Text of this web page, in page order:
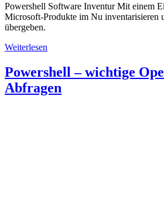
Powershell Software Inventur Mit einem
Microsoft-Produkte im Nu inventarisieren
übergeben.
Weiterlesen
Powershell – wichtige
Abfragen